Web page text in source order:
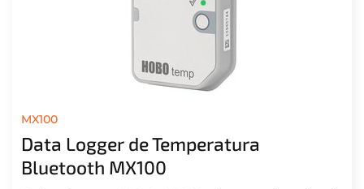
MX100
Data Logger de Temperatura
Bluetooth MX100